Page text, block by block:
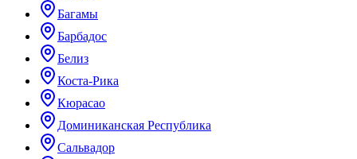
Багамы
Барбадос
Белиз
Коста-Рика
Кюрасао
Доминиканская Республика
Сальвадор